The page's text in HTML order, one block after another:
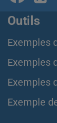
Outils
Exemples
Exemples
Exemples
Exemple